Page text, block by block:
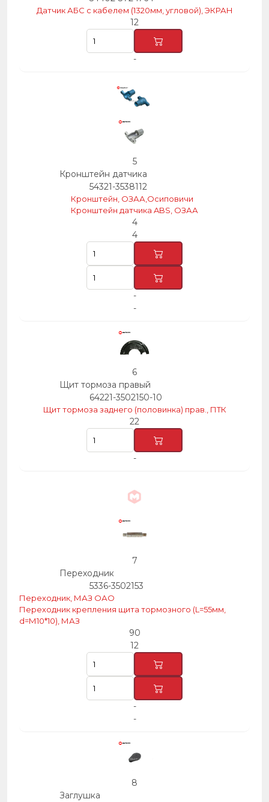
Датчик АБС с кабелем (1320мм, угловой), ЭКРАН
12
-
5
Кронштейн датчика
54321-3538112
Кронштейн, ОЗАА,Осиповичи
Кронштейн датчика ABS, ОЗАА
4
4
-
-
6
Щит тормоза правый
64221-3502150-10
Щит тормоза заднего (половинка) прав., ПТК
22
-
7
Переходник
5336-3502153
Переходник, МАЗ ОАО
Переходник крепления щита тормозного (L=55мм,
d=М10*10), МАЗ
90
12
-
-
8
Заглушка